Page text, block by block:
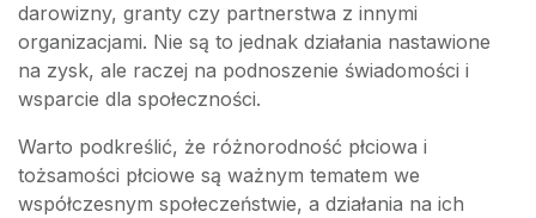
darowizny, granty czy partnerstwa z innymi
organizacjami. Nie są to jednak działania nastawione
na zysk, ale raczej na podnoszenie świadomości i
wsparcie dla społeczności.
Warto podkreślić, że różnorodność płciowa i
tożsamości płciowe są ważnym tematem we
współczesnym społeczeństwie, a działania na ich